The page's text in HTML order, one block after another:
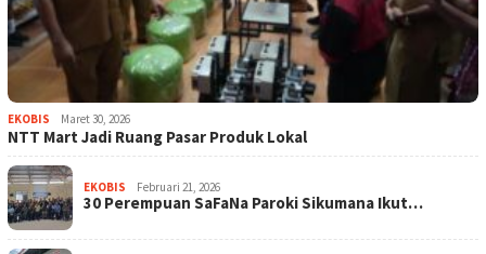
EKOBIS Maret 30, 2026
NTT Mart Jadi Ruang Pasar Produk Lokal
EKOBIS Februari 21, 2026
30 Perempuan SaFaNa Paroki Sikumana Ikut…